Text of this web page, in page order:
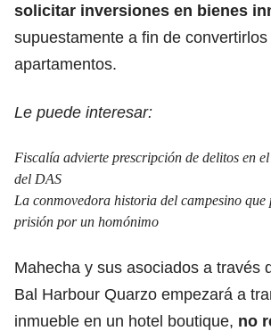
solicitar inversiones en bienes
supuestamente a fin de
apartamentos.
Le puede interesar:
Fiscalía advierte prescripción de delitos en
del DAS
La conmovedora historia del campesino que
prisión por un homónimo
Mahecha y sus asociados a través
Bal Harbour Quarzo empezará a
inmueble en un hotel boutique, no